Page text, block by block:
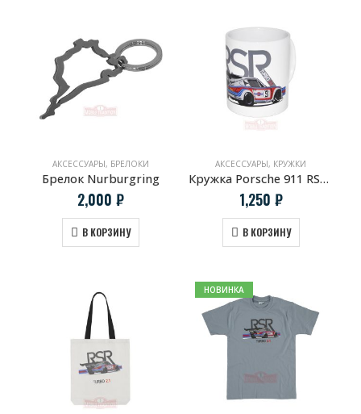
АКСЕССУАРЫ, БРЕЛОКИ
Брелок Nurburgring
2,000 ₽
В КОРЗИНУ
АКСЕССУАРЫ, КРУЖКИ
Кружка Porsche 911 RSR 2.1 Turbo
1,250 ₽
В КОРЗИНУ
НОВИНКА